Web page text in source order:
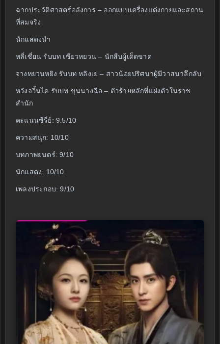
ฉากประวัติศาสตร์อลังการ – ออกแบบเครื่องแต่งกายและสถาน
ที่สมจริง
นักแสดงนำ
หลี่เซี่ยน รับบท เซียวหยวน – นักสืบผู้เด็ดขาด
จางหยวนหยิง รับบท หลิงเย่ – สาวน้อยปริศนาผู้มีวาสนาลึกลับ
หวังจวิ้นไค รับบท ขุนนางฉือ – ตัวร้ายหลักที่แฝงตัวในราช
สำนัก
คะแนนซีรี่ย์: 9.5/10
ความสนุก: 10/10
บทภาพยนตร์: 9/10
นักแสดง: 10/10
เพลงประกอบ: 9/10